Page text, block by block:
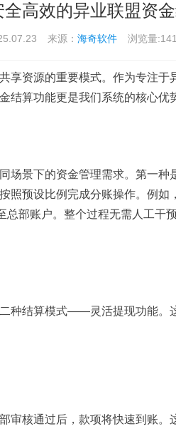
高效的异业联盟资
来源： 海奇软件 浏览量
享资源的重要模式。作为专注
结算功能更是我们系统的核心优
场景下的资金管理需求。第一
照预设比例完成分账操作。例
部账户。整个过程无需人工干
种结算模式——灵活提现功能。
审核通过后，款项将快速到账